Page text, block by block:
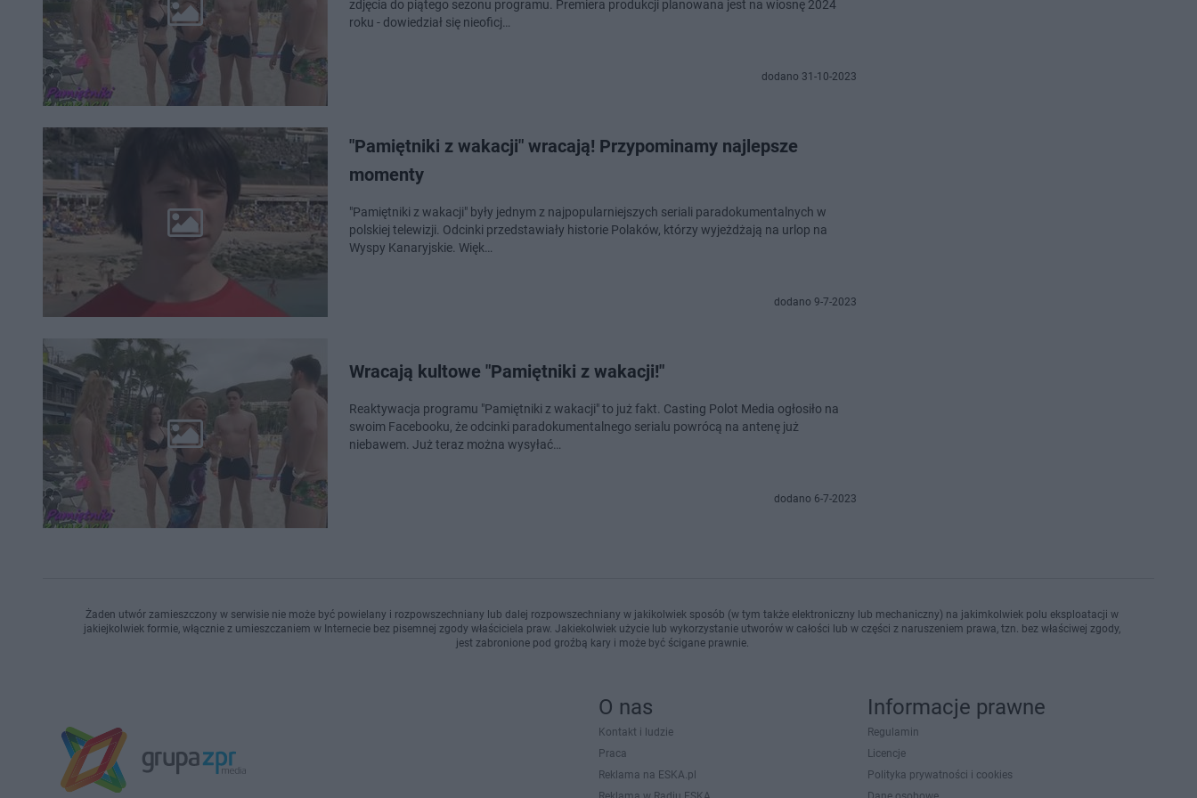
zdjęcia do piątego sezonu programu. Premiera produkcji planowana jest na wiosnę 2024
roku - dowiedział się nieoficj…
dodano 31-10-2023
"Pamiętniki z wakacji" wracają! Przypominamy najlepsze
momenty
"Pamiętniki z wakacji" były jednym z najpopularniejszych seriali paradokumentalnych w
polskiej telewizji. Odcinki przedstawiały historie Polaków, którzy wyjeżdżają na urlop na
Wyspy Kanaryjskie. Więk…
dodano 9-7-2023
Wracają kultowe "Pamiętniki z wakacji!"
Reaktywacja programu "Pamiętniki z wakacji" to już fakt. Casting Polot Media ogłosiło na
swoim Facebooku, że odcinki paradokumentalnego serialu powrócą na antenę już
niebawem. Już teraz można wysyłać…
dodano 6-7-2023
Żaden utwór zamieszczony w serwisie nie może być powielany i rozpowszechniany lub dalej rozpowszechniany w jakikolwiek sposób (w tym także elektroniczny lub mechaniczny) na jakimkolwiek polu eksploatacji w
jakiejkolwiek formie, włącznie z umieszczaniem w Internecie bez pisemnej zgody właściciela praw. Jakiekolwiek użycie lub wykorzystanie utworów w całości lub w części z naruszeniem prawa, tzn. bez właściwej zgody,
jest zabronione pod groźbą kary i może być ścigane prawnie.
O nas
Kontakt i ludzie
Praca
Reklama na ESKA.pl
Informacje prawne
Regulamin
Licencje
Polityka prywatności i cookies